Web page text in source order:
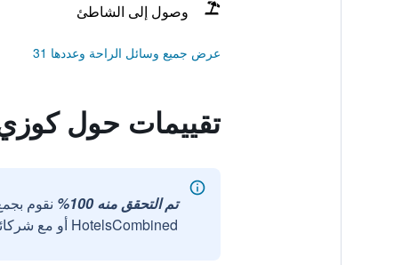
وصول إلى الشاطئ
عرض جميع وسائل الراحة وعددها 31
تقييمات حول
تم التحقق منه 100%
نقوم
HotelsCombined أو مع شركائنا الخارجيين الموثوقين.